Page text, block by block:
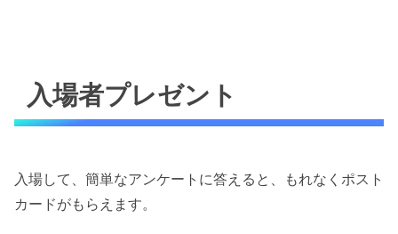
入場者プレゼント
入場して、簡単なアンケートに答えると、もれなくポスト
カードがもらえます。